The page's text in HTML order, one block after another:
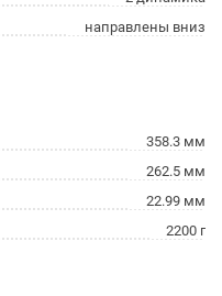
направлены вниз
358.3 мм
262.5 мм
22.99 мм
2200 г